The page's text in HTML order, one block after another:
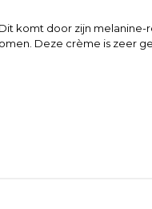
komt door zijn
Deze crème is zeer